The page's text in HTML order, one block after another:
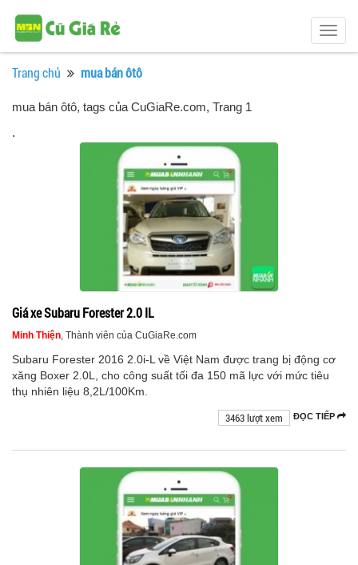
Trang chủ mua bán ôtô
mua bán ôtô, tags của CuGiaRe.com, Trang 1
.
Giá xe Subaru Forester 2.0 IL
Minh Thiện, Thành viên của CuGiaRe.com
Subaru Forester 2016 2.0i-L về Việt Nam được trang bị động cơ
xăng Boxer 2.0L, cho công suất tối đa 150 mã lực với mức tiêu
thụ nhiên liệu 8,2L/100Km.
ĐỌC TIẾP
3463 lượt xem